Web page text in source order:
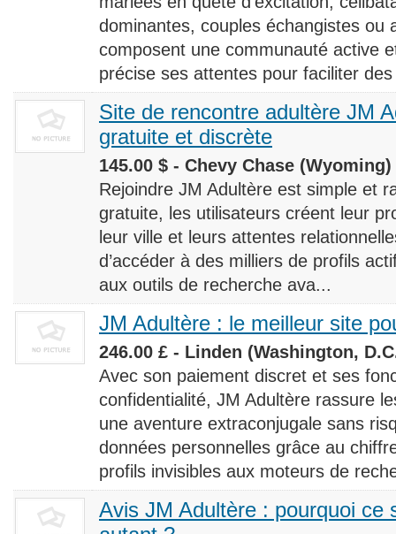
dominantes, couples échangistes ou
composent une communauté active
précise ses attentes pour faciliter
Site de rencontre adultère JM
gratuite et discrète
145.00 $ - Chevy Chase (Wyoming)
Rejoindre JM Adultère est simple et
gratuite, les utilisateurs créent leur
leur ville et leurs attentes
d’accéder à des milliers de profils
aux outils de recherche ava...
JM Adultère : le meilleur site
246.00 £ - Linden (Washington,
Avec son paiement discret et ses
confidentialité, JM Adultère rassure
une aventure extraconjugale sans
données personnelles grâce au
profils invisibles aux moteurs de
Avis JM Adultère : pourquoi ce